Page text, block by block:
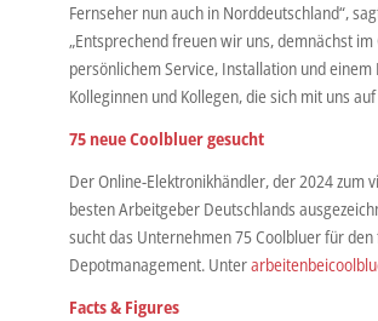
Fernseher nun auch in Norddeutschland“,
„Entsprechend freuen wir uns, demnächst
persönlichem Service, Installation und
Kolleginnen und Kollegen, die sich mit uns
75 neue Coolbluer gesucht
Der Online-Elektronikhändler, der 2024 zum
besten Arbeitgeber Deutschlands
sucht das Unternehmen 75 Coolbluer für
Depotmanagement. Unter
Facts & Figures